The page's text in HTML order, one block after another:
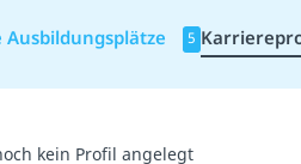
Ausbildungsplätze 5
kein Profil angelegt